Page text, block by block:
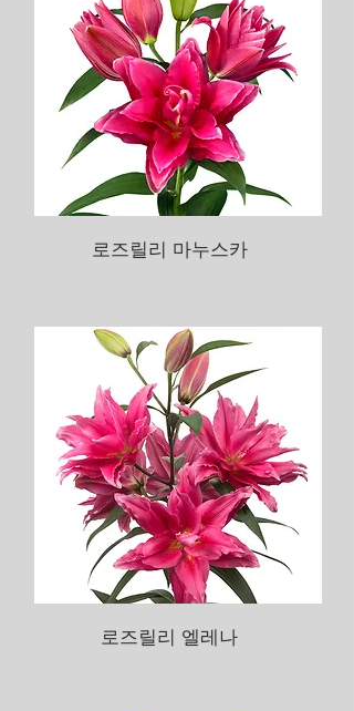
로즈릴리 마누스카
로즈릴리 엘레나